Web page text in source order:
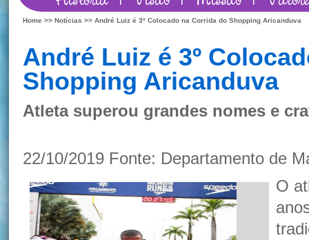
Home >> Notícias >> André Luiz é 3º Colocado na Corrida do Shopping Aricanduva
André Luiz é 3º
Shopping Aricanduva
Atleta superou grandes nomes e
22/10/2019 Fonte: Departamento de
O